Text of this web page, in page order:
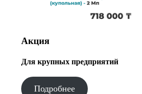
Акция
Для крупных предприятий
Подробнее